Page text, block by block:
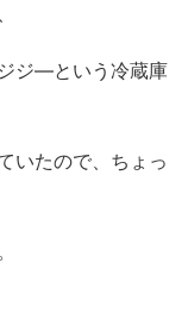
ジ―という冷蔵庫
いたので、ちょっ